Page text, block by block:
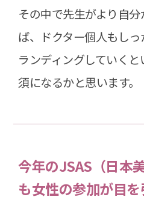
その中で先生がより自
ば、ドクター個人もし
ランディングしていく
須になるかと思います。
今年のJSAS（日本
も女性の参加が目を